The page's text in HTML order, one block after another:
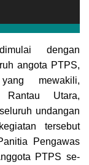
dengan
angota PTPS,
mewakili,
Rantau Utara,
undangan
tersebut
Pengawas
PTPS se-